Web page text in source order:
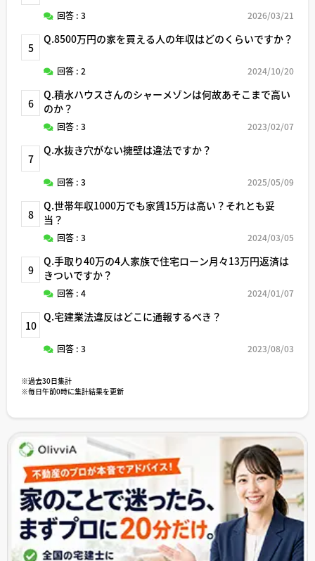
回答 : 3 2026/03/21
5
Q.8500万円の家を買える人の年収はどのくらいですか？
回答 : 2 2024/10/20
6
Q.積水ハウスさんのシャーメゾンは何故あそこまで高い
のか？
回答 : 3 2023/02/07
7
Q.水抜き穴がない擁壁は違法ですか？
回答 : 3 2025/05/09
8
Q.世帯年収1000万でも家賃15万は高い？それとも妥
当？
回答 : 3 2024/03/05
9
Q.手取り40万の4人家族で住宅ローン月々13万円返済は
きついですか？
回答 : 4 2024/01/07
10
Q.宅建業法違反はどこに通報するべき？
回答 : 3 2023/08/03
※過去30日集計
※毎日午前0時に集計結果を更新